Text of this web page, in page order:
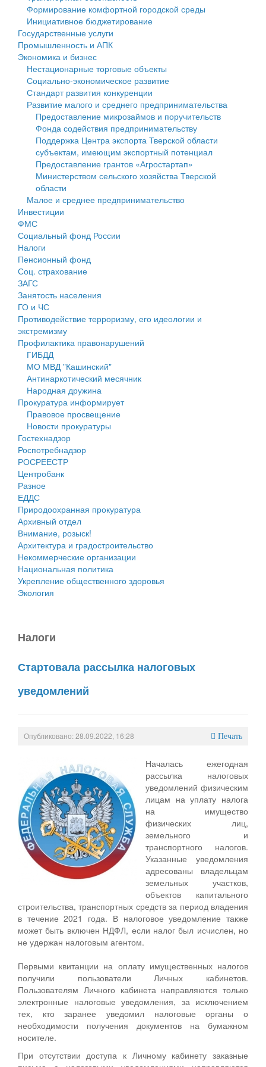
Государственные услуги
Промышленность и АПК
Экономика и бизнес
Символика
Устав
Гостям округа
Туризм
Культура
Образование
Здравоохранение
Социальная защита
Фотоальбом
муниципального округа Тверской области
Администрация Кашинского муниципального округа
Тверской области
Управление сельскими территориями
Открытые данные
Работа с обращениями граждан
Муниципальный контроль
Муниципальные услуги
Проекты административных регламентов
Антимонопольный комплаенс
Противодействие коррупции
Финансовое управление
Бюджет для граждан
Имущество
Выявление правообладателей ранее учтенных
объектов недвижимости
Имущественная поддержка субъектов малого и
среднего предпринимательства
Информационная поддержка субъектов малого и
среднего предпринимательства
Муниципальные программы
Контрольно-счетная палата
Персональные данные
Оценка регулирующего воздействия
Деятельность МУ
Нормативы градостроительного проектирования
Правила землепользования и застройки
Генеральные планы
Проекты планировки территории
Собрание депутатов
Городское поселение
Сельские поселения
Формирование комфортной городской среды
Инициативное бюджетирование
Государственные услуги
Промышленность и АПК
Экономика и бизнес
Нестационарные торговые объекты
Социально-экономическое развитие
Стандарт развития конкуренции
Развитие малого и среднего предпринимательства
Предоставление микрозаймов и поручительств
Фонда содействия предпринимательству
Поддержка Центра экспорта Тверской области
субъектам, имеющим экспортный потенциал
Предоставление грантов «Агростартап»
Министерством сельского хозяйства Тверской
области
Малое и среднее предпринимательство
Инвестиции
ФМС
Социальный фонд России
Налоги
Пенсионный фонд
Соц. страхование
ЗАГС
Занятость населения
ГО и ЧС
Противодействие терроризму, его идеологии и
экстремизму
Профилактика правонарушений
ГИБДД
МО МВД "Кашинский"
Антинаркотический месячник
Народная дружина
Прокуратура информирует
Правовое просвещение
Новости прокуратуры
Гостехнадзор
Роспотребнадзор
РОСРЕЕСТР
Центробанк
Разное
ЕДДС
Природоохранная прокуратура
Архивный отдел
Внимание, розыск!
Архитектура и градостроительство
Некоммерческие организации
Национальная политика
Укрепление общественного здоровья
Экология
Налоги
Стартовала рассылка налоговых
уведомлений
Опубликовано: 28.09.2022, 16:28 Печать
Началась ежегодная
рассылка налоговых
уведомлений физическим
лицам на уплату налога
на имущество
физических лиц,
земельного и
транспортного налогов.
Указанные уведомления
адресованы владельцам
земельных участков,
объектов капитального
строительства, транспортных средств за период владения
в течение 2021 года. В налоговое уведомление также
может быть включен НДФЛ, если налог был исчислен, но
не удержан налоговым агентом.
Первыми квитанции на оплату имущественных налогов
получили пользователи Личных кабинетов.
Пользователям Личного кабинета направляются только
электронные налоговые уведомления, за исключением
тех, кто заранее уведомил налоговые органы о
необходимости получения документов на бумажном
носителе.
При отсутствии доступа к Личному кабинету заказные